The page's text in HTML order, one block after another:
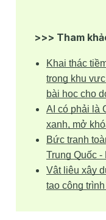
>>> Tham
Khai thác
trong khu
bài học cho
AI có phải là
xanh, mở
Bức tranh
Trung Quốc -
Vật liệu xây
tạo công